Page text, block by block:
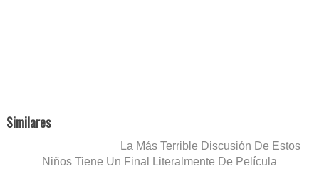
Similares
La Más Terrible Discusión De Estos
Niños Tiene Un Final Literalmente De Película